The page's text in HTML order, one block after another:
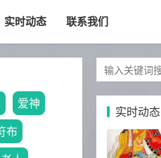
实时动态 联系我们
爱神
布
实时动态